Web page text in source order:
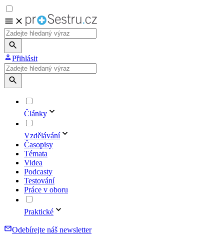
Přihlásit
Články
Vzdělávání
Časopisy
Témata
Videa
Podcasty
Testování
Práce v oboru
Praktické
Odebírejte náš newsletter